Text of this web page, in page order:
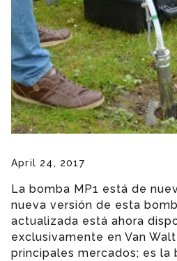
April 24, 2017
La bomba MP1 está de
nueva versión de esta
actualizada está ahora
exclusivamente en Van
principales mercados; es la